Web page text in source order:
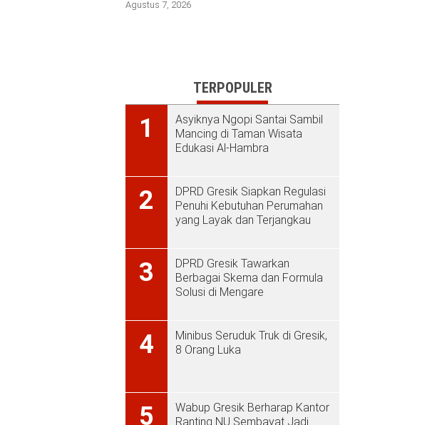
Agustus 7, 2026
TERPOPULER
1
Asyiknya Ngopi Santai Sambil
Mancing di Taman Wisata
Edukasi Al-Hambra
2
DPRD Gresik Siapkan Regulasi
Penuhi Kebutuhan Perumahan
yang Layak dan Terjangkau
3
DPRD Gresik Tawarkan
Berbagai Skema dan Formula
Solusi di Mengare
4
Minibus Seruduk Truk di Gresik,
8 Orang Luka
5
Wabup Gresik Berharap Kantor
Ranting NU Sembayat Jadi